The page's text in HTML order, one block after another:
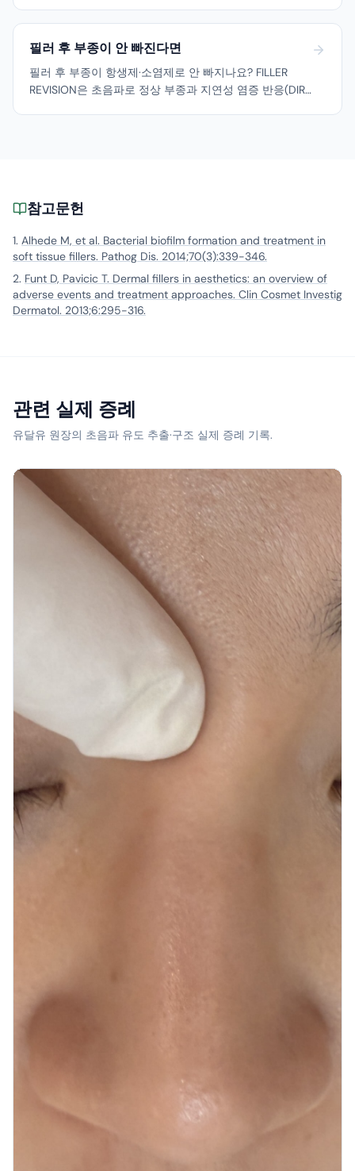
필러 후 부종이 안 빠진다면
필러 후 부종이 항생제·소염제로 안 빠지나요? FILLER
REVISION은 초음파로 정상 부종과 지연성 염증 반응(DIR)
참고문헌
Alhede M, et al. Bacterial biofilm formation and treatment in
soft tissue fillers. Pathog Dis. 2014;70(3):339-346.
Funt D, Pavicic T. Dermal fillers in aesthetics: an overview of
adverse events and treatment approaches. Clin Cosmet Investig
Dermatol. 2013;6:295-316.
관련 실제 증례
유달유 원장의 초음파 유도 추출·구조 실제 증례 기록.